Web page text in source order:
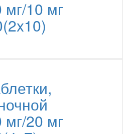
мг/10 мг
мг/20 мг